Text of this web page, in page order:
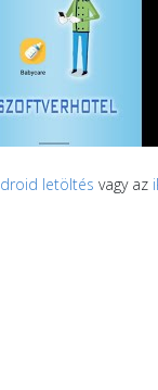
letöltés vagy az